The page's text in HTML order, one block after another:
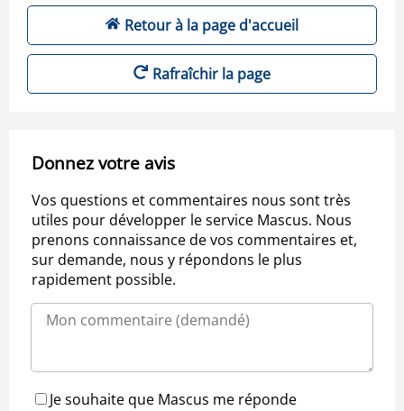
Retour à la page d'accueil
Rafraîchir la page
Donnez votre avis
Vos questions et commentaires nous sont très
utiles pour développer le service Mascus. Nous
prenons connaissance de vos commentaires et,
sur demande, nous y répondons le plus
rapidement possible.
Je souhaite que Mascus me réponde